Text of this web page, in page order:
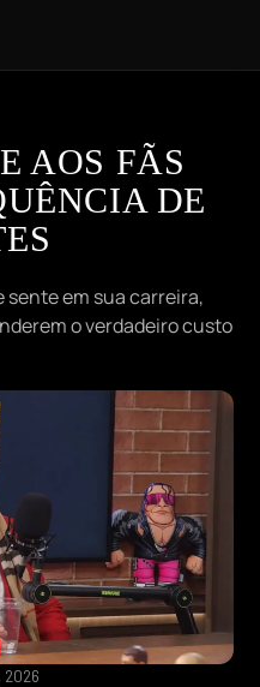
AOS FÃS
DE
sente em sua carreira,
o verdadeiro custo
2026